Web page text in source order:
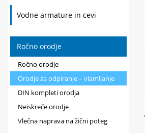
Vodne armature in cevi
Ročno orodje
Ročno orodje
Orodje za odpiranje – vlamljanje
DIN kompleti orodja
Neiskreče orodje
Vlečna naprava na žični poteg